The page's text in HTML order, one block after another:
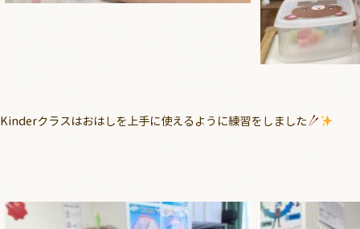
Kinderクラスはおはしを上手に使えるように練習をしました